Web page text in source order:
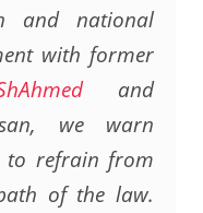
and national
with former
and
we warn
to refrain from
of the law.